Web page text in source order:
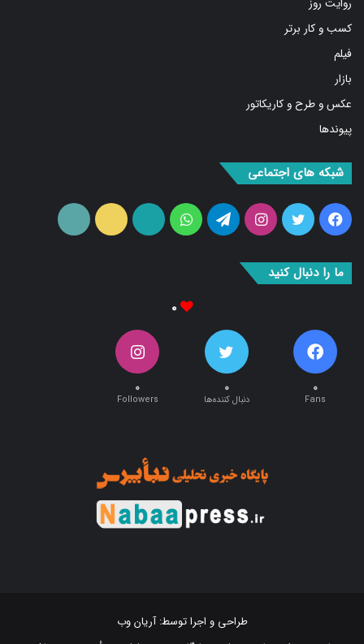
شبکه های اجتماعی
فیس
بوک
توییتراینستاگرام
تلگرامواتس
آپ
آپارات ایتا
ما را دنبال کنید
۰
Fans
۰
دنبال کننده‌ها
۰
Followers
طراحی و اجرا توسط:آریان وب
تمام حقوق این سایت متعلق به پایگاه خبری تحلیلی « نبأپرس » می باشد .